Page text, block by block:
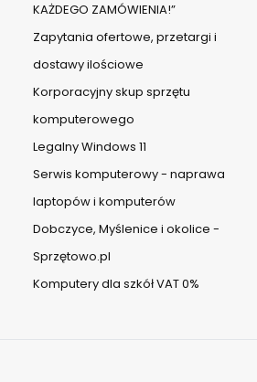
KAŻDEGO ZAMÓWIENIA!”
Zapytania ofertowe, przetargi i
dostawy ilościowe
Korporacyjny skup sprzętu
komputerowego
Legalny Windows 11
Serwis komputerowy - naprawa
laptopów i komputerów
Dobczyce, Myślenice i okolice -
Sprzętowo.pl
Komputery dla szkół VAT 0%